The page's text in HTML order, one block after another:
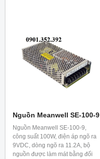
Nguồn Meanwell SE-100-9
Nguồn Meanwell SE-100-9,
công suất 100W, điện áp ngõ ra
9VDC, dòng ngõ ra 11.2A, bộ
nguồn được làm mát bằng đối